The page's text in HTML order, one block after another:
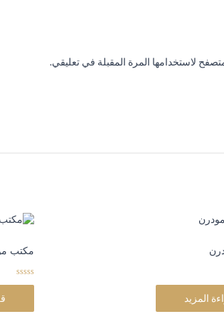
لاستخدامها المرة المقبلة في تعليقي.
المزيد
مكتب
0
t